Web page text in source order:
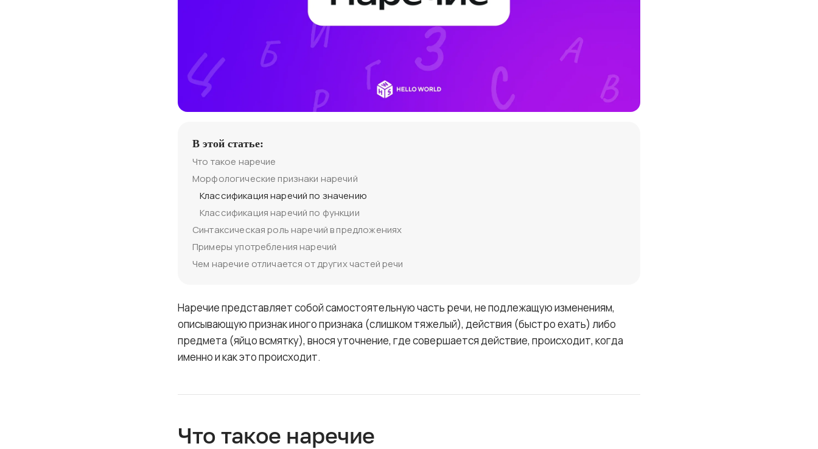
В этой статье:
Что такое наречие
Морфологические признаки наречий
Классификация наречий по значению
Классификация наречий по функции
Синтаксическая роль наречий в предложениях
Примеры употребления наречий
Чем наречие отличается от других частей речи
Наречие представляет собой самостоятельную часть речи, не подлежащую изменениям,
описывающую признак иного признака (слишком тяжелый), действия (быстро ехать) либо
предмета (яйцо всмятку), внося уточнение, где совершается действие, происходит, когда
именно и как это происходит.
Что такое наречие